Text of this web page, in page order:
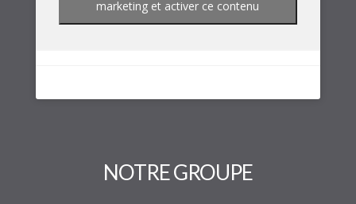
marketing et activer ce contenu
NOTRE GROUPE